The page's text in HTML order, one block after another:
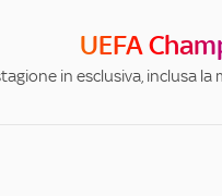
UEFA
in esclusiva, inclusa